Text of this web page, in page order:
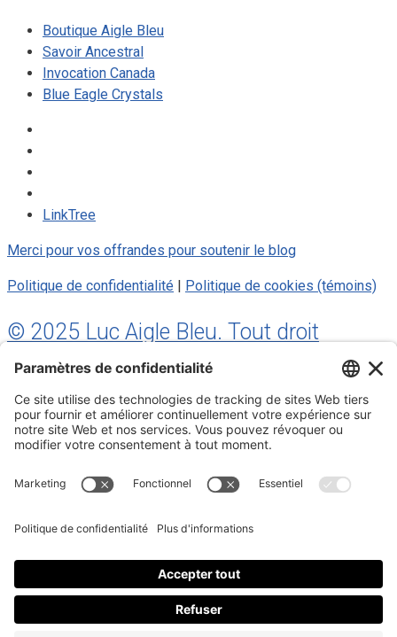
Boutique Aigle Bleu
Savoir Ancestral
Invocation Canada
Blue Eagle Crystals
LinkTree
Merci pour vos offrandes pour soutenir le blog
Politique de confidentialité | Politique de cookies (témoins)
© 2025 Luc Aigle Bleu. Tout droit
réservé.
S'inscrire à mon Infolettre
En m’inscrivant à l’infolettre, j’acceptela politique de